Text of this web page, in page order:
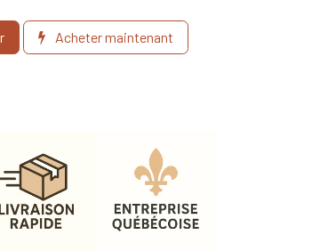
Acheter maintenant